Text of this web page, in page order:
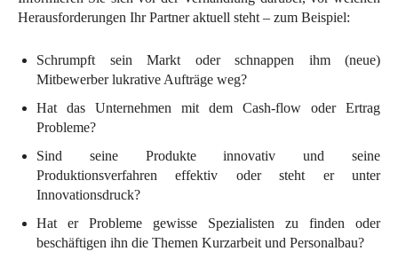
Herausforderungen Ihr Partner aktuell steht – zum Beispiel:
Schrumpft sein Markt oder schnappen ihm (neue)
Mitbewerber lukrative Aufträge weg?
Hat das Unternehmen mit dem Cash-flow oder Ertrag
Probleme?
Sind seine Produkte innovativ und seine
Produktionsverfahren effektiv oder steht er unter
Innovationsdruck?
Hat er Probleme gewisse Spezialisten zu finden oder
beschäftigen ihn die Themen Kurzarbeit und Personalbau?